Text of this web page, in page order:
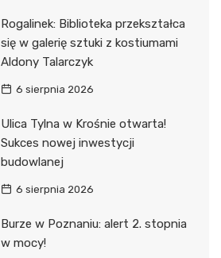
Rogalinek: Biblioteka przekształca
się w galerię sztuki z kostiumami
Aldony Talarczyk
6 sierpnia 2026
Ulica Tylna w Krośnie otwarta!
Sukces nowej inwestycji
budowlanej
6 sierpnia 2026
Burze w Poznaniu: alert 2. stopnia
w mocy!